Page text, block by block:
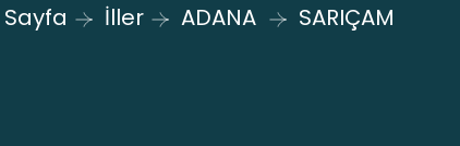
İller ADANA SARIÇAM